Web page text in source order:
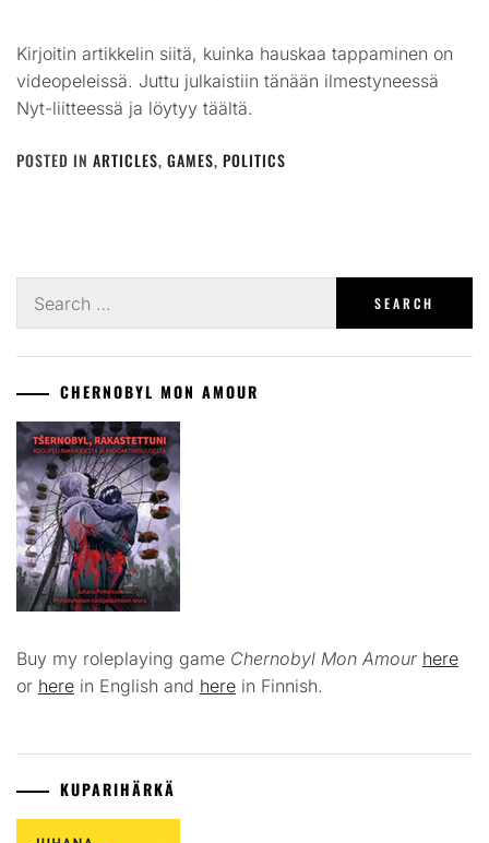
Kirjoitin artikkelin siitä, kuinka hauskaa tappaminen on
videopeleissä. Juttu julkaistiin tänään ilmestyneessä
Nyt-liitteessä ja löytyy täältä.
POSTED IN ARTICLES, GAMES, POLITICS
for:
CHERNOBYL MON AMOUR
Buy my roleplaying game Chernobyl Mon Amour here
or here in English and here in Finnish.
KUPARIHÄRKÄ